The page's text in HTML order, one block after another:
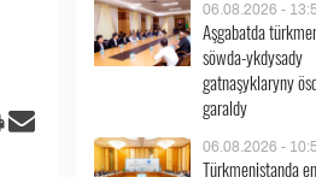
06.08.2026 -
Aşgabatda
söwda-ykdysady
gatnaşyklaryny
garaldy
06.08.2026 -
Türkmenistanda